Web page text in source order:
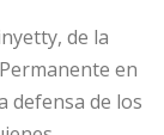
de la
en
defensa de los